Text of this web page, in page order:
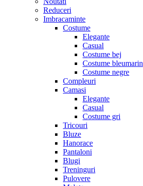
Reduceri
Imbracaminte
Costume
Elegante
Casual
Costume bej
Costume bleumarin
Costume negre
Compleuri
Camasi
Elegante
Casual
Costume gri
Tricouri
Bluze
Hanorace
Pantaloni
Blugi
Treninguri
Pulovere